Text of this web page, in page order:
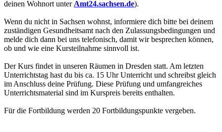
deinen Wohnort unter Amt24.sachsen.de).
Wenn du nicht in Sachsen wohnst, informiere dich bitte bei deinem
zuständigen Gesundheitsamt nach den Zulassungsbedingungen und
melde dich dann bei uns telefonisch, damit wir besprechen können,
ob und wie eine Kursteilnahme sinnvoll ist.
Der Kurs findet in unseren Räumen in Dresden statt. Am letzten
Unterrichtstag hast du bis ca. 15 Uhr Unterricht und schreibst gleich
im Anschluss deine Prüfung. Diese Prüfung und umfangreiches
Unterrichtsmaterial sind im Kurspreis bereits enthalten.
Für die Fortbildung werden 20 Fortbildungspunkte vergeben.